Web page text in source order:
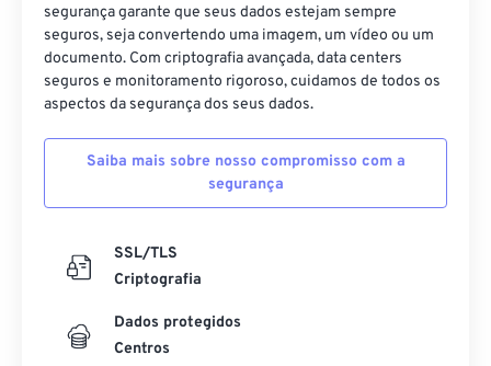
segurança garante que seus dados estejam sempre
seguros, seja convertendo uma imagem, um vídeo ou um
documento. Com criptografia avançada, data centers
seguros e monitoramento rigoroso, cuidamos de todos os
aspectos da segurança dos seus dados.
Saiba mais sobre nosso compromisso com a
segurança
SSL/TLS
Criptografia
Dados protegidos
Centros